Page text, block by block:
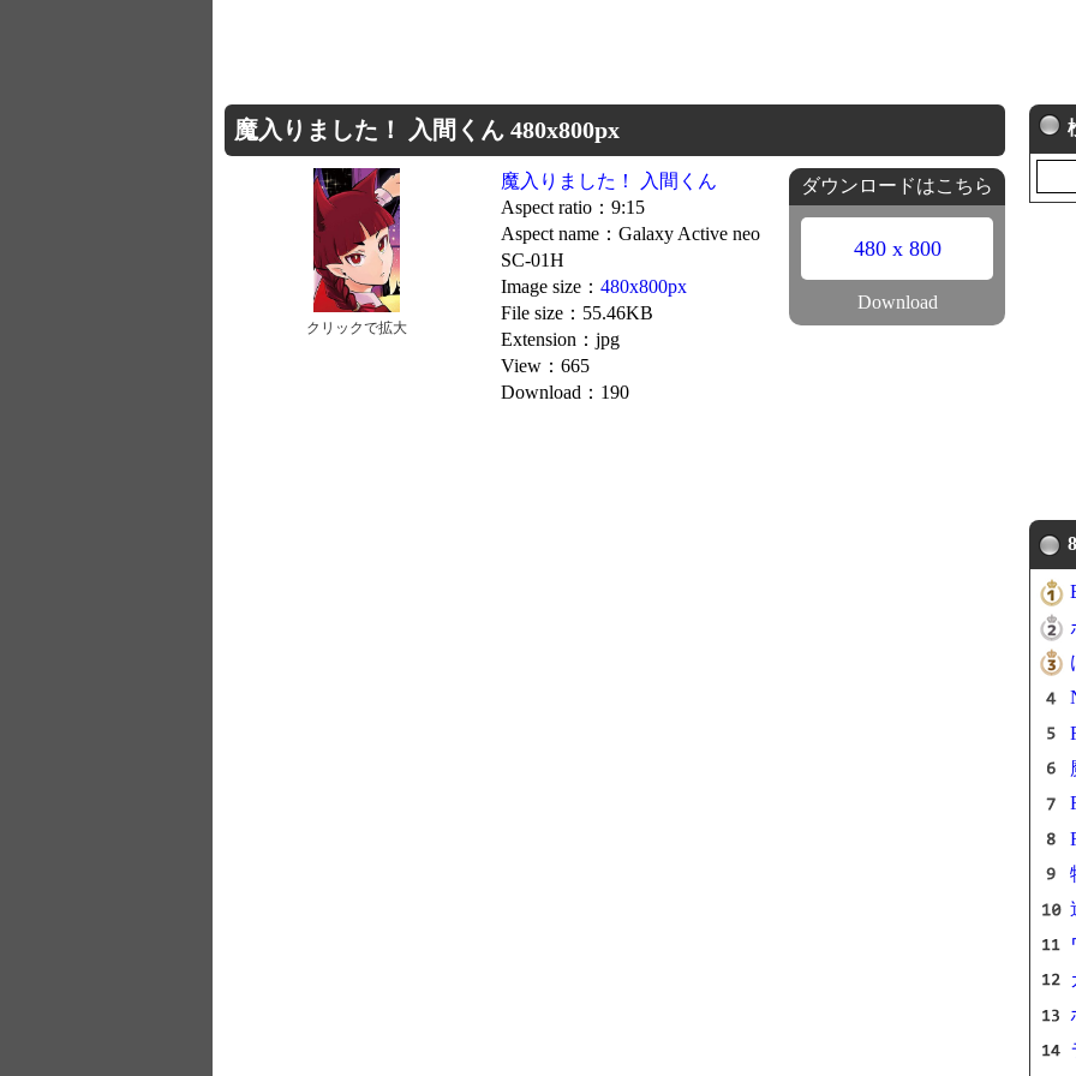
魔入りました！ 入間くん 480x800px
クリックで拡大
魔入りました！ 入間くん
Aspect ratio：9:15
Aspect name：Galaxy Active neo
SC-01H
Image size： 480x800px
File size：55.46KB
Extension：jpg
View：665
Download：190
ダウンロードはこちら
480 x 800
Download